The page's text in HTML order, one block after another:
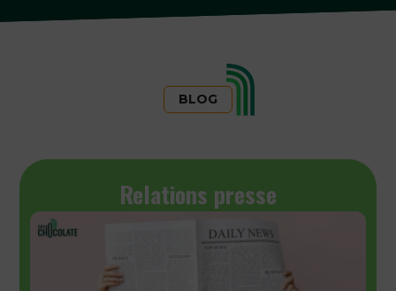
BLOG
Relations presse